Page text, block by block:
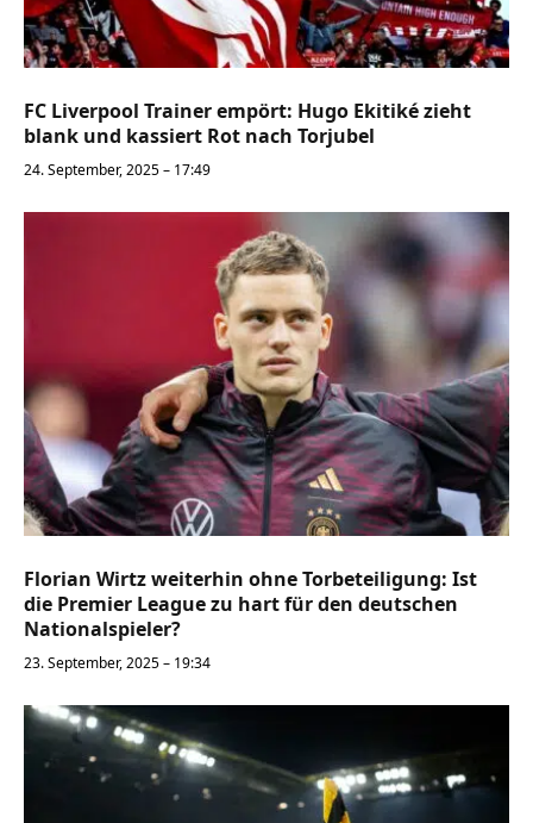
FC Liverpool Trainer empört: Hugo Ekitiké zieht
blank und kassiert Rot nach Torjubel
24. September, 2025 – 17:49
Florian Wirtz weiterhin ohne Torbeteiligung: Ist
die Premier League zu hart für den deutschen
Nationalspieler?
23. September, 2025 – 19:34